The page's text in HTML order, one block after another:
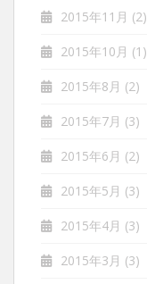
2015年11月 (2)
2015年10月 (1)
2015年8月 (2)
2015年7月 (3)
2015年6月 (2)
2015年5月 (3)
2015年4月 (3)
2015年3月 (3)